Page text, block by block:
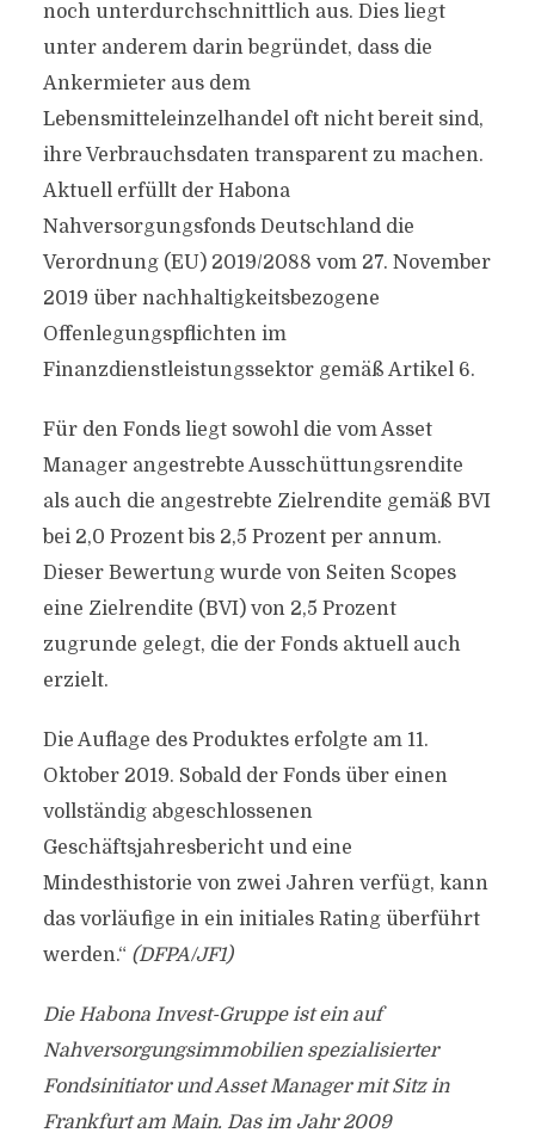
noch unterdurchschnittlich aus. Dies liegt
unter anderem darin begründet, dass die
Ankermieter aus dem
Lebensmitteleinzelhandel oft nicht bereit sind,
ihre Verbrauchsdaten transparent zu machen.
Aktuell erfüllt der Habona
Nahversorgungsfonds Deutschland die
Verordnung (EU) 2019/2088 vom 27. November
2019 über nachhaltigkeitsbezogene
Offenlegungspflichten im
Finanzdienstleistungssektor gemäß Artikel 6.
Für den Fonds liegt sowohl die vom Asset
Manager angestrebte Ausschüttungsrendite
als auch die angestrebte Zielrendite gemäß BVI
bei 2,0 Prozent bis 2,5 Prozent per annum.
Dieser Bewertung wurde von Seiten Scopes
eine Zielrendite (BVI) von 2,5 Prozent
zugrunde gelegt, die der Fonds aktuell auch
erzielt.
Die Auflage des Produktes erfolgte am 11.
Oktober 2019. Sobald der Fonds über einen
vollständig abgeschlossenen
Geschäftsjahresbericht und eine
Mindesthistorie von zwei Jahren verfügt, kann
das vorläufige in ein initiales Rating überführt
werden.“ (DFPA/JF1)
Die Habona Invest-Gruppe ist ein auf
Nahversorgungsimmobilien spezialisierter
Fondsinitiator und Asset Manager mit Sitz in
Frankfurt am Main. Das im Jahr 2009